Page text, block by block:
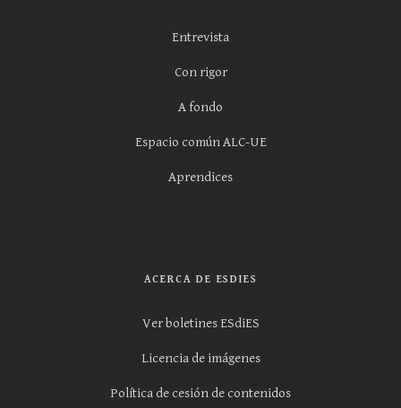
Entrevista
Con rigor
A fondo
Espacio común ALC-UE
Aprendices
ACERCA DE ESDIES
Ver boletines ESdiES
Licencia de imágenes
Política de cesión de contenidos